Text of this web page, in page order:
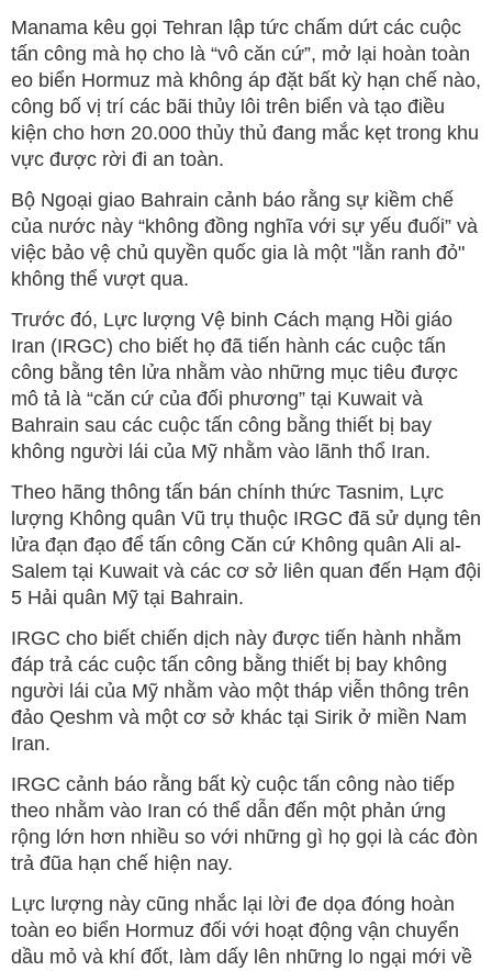
Manama kêu gọi Tehran lập tức chấm dứt các cuộc
tấn công mà họ cho là “vô căn cứ”, mở lại hoàn toàn
eo biển Hormuz mà không áp đặt bất kỳ hạn chế nào,
công bố vị trí các bãi thủy lôi trên biển và tạo điều
kiện cho hơn 20.000 thủy thủ đang mắc kẹt trong khu
vực được rời đi an toàn.
Bộ Ngoại giao Bahrain cảnh báo rằng sự kiềm chế
của nước này “không đồng nghĩa với sự yếu đuối” và
việc bảo vệ chủ quyền quốc gia là một "lằn ranh đỏ"
không thể vượt qua.
Trước đó, Lực lượng Vệ binh Cách mạng Hồi giáo
Iran (IRGC) cho biết họ đã tiến hành các cuộc tấn
công bằng tên lửa nhằm vào những mục tiêu được
mô tả là “căn cứ của đối phương” tại Kuwait và
Bahrain sau các cuộc tấn công bằng thiết bị bay
không người lái của Mỹ nhằm vào lãnh thổ Iran.
Theo hãng thông tấn bán chính thức Tasnim, Lực
lượng Không quân Vũ trụ thuộc IRGC đã sử dụng tên
lửa đạn đạo để tấn công Căn cứ Không quân Ali al-
Salem tại Kuwait và các cơ sở liên quan đến Hạm đội
5 Hải quân Mỹ tại Bahrain.
IRGC cho biết chiến dịch này được tiến hành nhằm
đáp trả các cuộc tấn công bằng thiết bị bay không
người lái của Mỹ nhằm vào một tháp viễn thông trên
đảo Qeshm và một cơ sở khác tại Sirik ở miền Nam
Iran.
IRGC cảnh báo rằng bất kỳ cuộc tấn công nào tiếp
theo nhằm vào Iran có thể dẫn đến một phản ứng
rộng lớn hơn nhiều so với những gì họ gọi là các đòn
trả đũa hạn chế hiện nay.
Lực lượng này cũng nhắc lại lời đe dọa đóng hoàn
toàn eo biển Hormuz đối với hoạt động vận chuyển
dầu mỏ và khí đốt, làm dấy lên những lo ngại mới về